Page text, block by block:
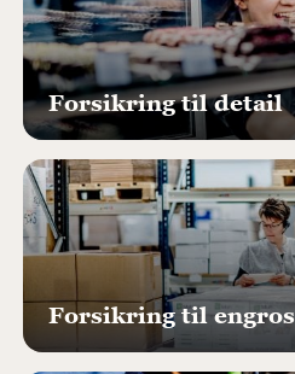
Forsikring til detail
Forsikring til engros